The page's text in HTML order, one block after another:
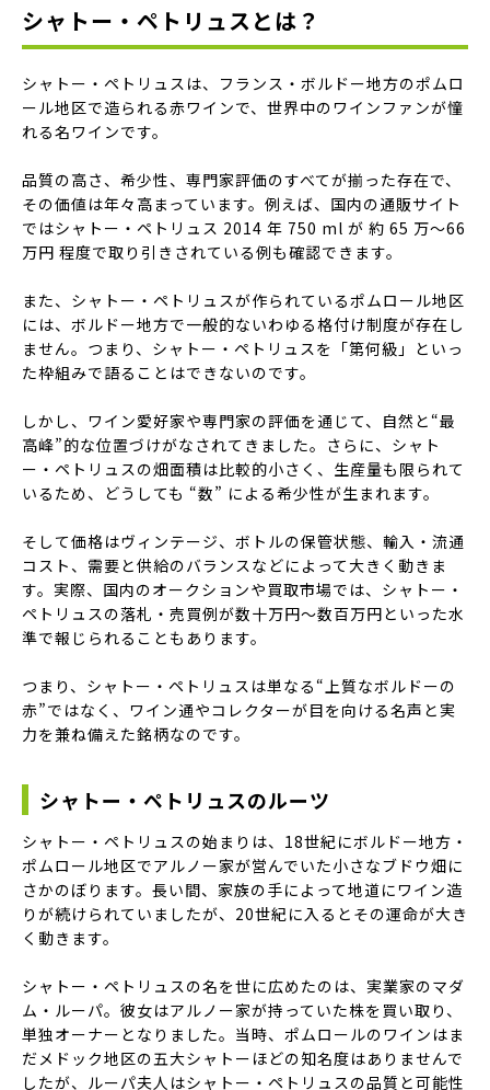
シャトー・ペトリュスとは？
シャトー・ペトリュスは、フランス・ボルドー地方のポムロ
ール地区で造られる赤ワインで、世界中のワインファンが憧
れる名ワインです。
品質の高さ、希少性、専門家評価のすべてが揃った存在で、
その価値は年々高まっています。例えば、国内の通販サイト
ではシャトー・ペトリュス 2014 年 750 ml が 約 65 万～66
万円 程度で取り引きされている例も確認できます。
また、シャトー・ペトリュスが作られているポムロール地区
には、ボルドー地方で一般的ないわゆる格付け制度が存在し
ません。つまり、シャトー・ペトリュスを「第何級」といっ
た枠組みで語ることはできないのです。
しかし、ワイン愛好家や専門家の評価を通じて、自然と“最
高峰”的な位置づけがなされてきました。さらに、シャト
ー・ペトリュスの畑面積は比較的小さく、生産量も限られて
いるため、どうしても “数” による希少性が生まれます。
そして価格はヴィンテージ、ボトルの保管状態、輸入・流通
コスト、需要と供給のバランスなどによって大きく動きま
す。実際、国内のオークションや買取市場では、シャトー・
ペトリュスの落札・売買例が数十万円～数百万円といった水
準で報じられることもあります。
つまり、シャトー・ペトリュスは単なる“上質なボルドーの
赤”ではなく、ワイン通やコレクターが目を向ける名声と実
力を兼ね備えた銘柄なのです。
シャトー・ペトリュスのルーツ
シャトー・ペトリュスの始まりは、18世紀にボルドー地方・
ポムロール地区でアルノー家が営んでいた小さなブドウ畑に
さかのぼります。長い間、家族の手によって地道にワイン造
りが続けられていましたが、20世紀に入るとその運命が大き
く動きます。
シャトー・ペトリュスの名を世に広めたのは、実業家のマダ
ム・ルーパ。彼女はアルノー家が持っていた株を買い取り、
単独オーナーとなりました。当時、ポムロールのワインはま
だメドック地区の五大シャトーほどの知名度はありませんで
したが、ルーパ夫人はシャトー・ペトリュスの品質と可能性